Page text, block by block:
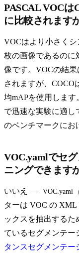
PASCAL VOCは
に比較されます
VOCはより小さくシ
枚の画像であるのに
像です。VOCの結
されますが、COCO
均mAPを使用しま
で迅速な実験に適し
のベンチマークにお
VOC.yamlでセ
ニングできます
いいえ — VOC.yaml
ターは VOC の
ックスを抽出する
ているセグメンテー
タンスセグメンテー